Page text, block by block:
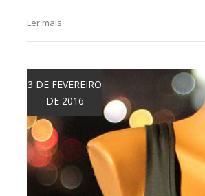
Ler mais
3 DE FEVEREIRO
DE 2016